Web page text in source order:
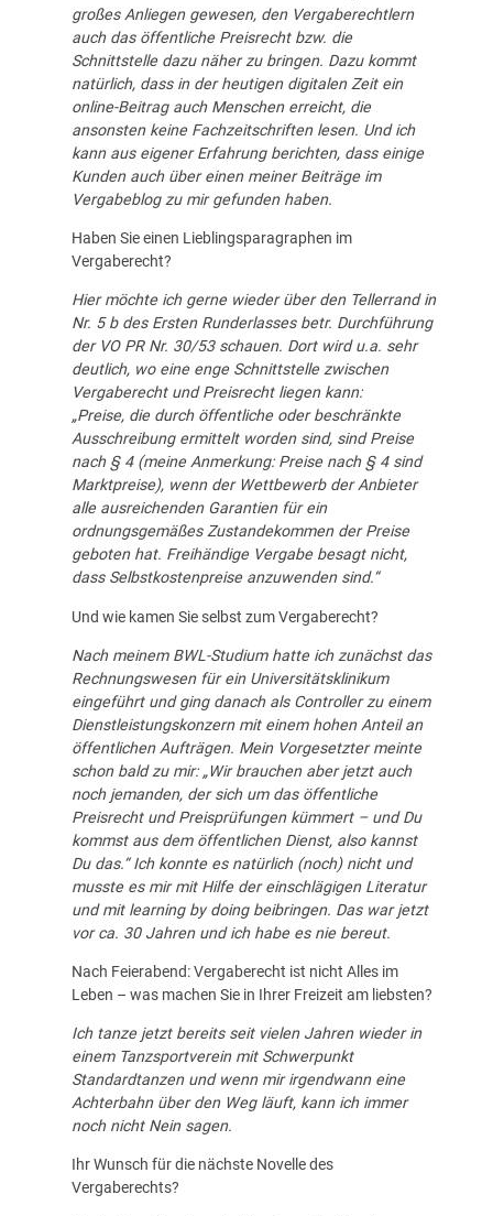
großes Anliegen gewesen, den Vergaberechtlern
auch das öffentliche Preisrecht bzw. die
Schnittstelle dazu näher zu bringen. Dazu kommt
natürlich, dass in der heutigen digitalen Zeit ein
online-Beitrag auch Menschen erreicht, die
ansonsten keine Fachzeitschriften lesen. Und ich
kann aus eigener Erfahrung berichten, dass einige
Kunden auch über einen meiner Beiträge im
Vergabeblog zu mir gefunden haben.
Haben Sie einen Lieblingsparagraphen im
Vergaberecht?
Hier möchte ich gerne wieder über den Tellerrand in
Nr. 5 b des Ersten Runderlasses betr. Durchführung
der VO PR Nr. 30/53 schauen. Dort wird u.a. sehr
deutlich, wo eine enge Schnittstelle zwischen
Vergaberecht und Preisrecht liegen kann:
„Preise, die durch öffentliche oder beschränkte
Ausschreibung ermittelt worden sind, sind Preise
nach § 4 (meine Anmerkung: Preise nach § 4 sind
Marktpreise), wenn der Wettbewerb der Anbieter
alle ausreichenden Garantien für ein
ordnungsgemäßes Zustandekommen der Preise
geboten hat. Freihändige Vergabe besagt nicht,
dass Selbstkostenpreise anzuwenden sind.“
Und wie kamen Sie selbst zum Vergaberecht?
Nach meinem BWL-Studium hatte ich zunächst das
Rechnungswesen für ein Universitätsklinikum
eingeführt und ging danach als Controller zu einem
Dienstleistungskonzern mit einem hohen Anteil an
öffentlichen Aufträgen. Mein Vorgesetzter meinte
schon bald zu mir: „Wir brauchen aber jetzt auch
noch jemanden, der sich um das öffentliche
Preisrecht und Preisprüfungen kümmert – und Du
kommst aus dem öffentlichen Dienst, also kannst
Du das.“ Ich konnte es natürlich (noch) nicht und
musste es mir mit Hilfe der einschlägigen Literatur
und mit learning by doing beibringen. Das war jetzt
vor ca. 30 Jahren und ich habe es nie bereut.
Nach Feierabend: Vergaberecht ist nicht Alles im
Leben – was machen Sie in Ihrer Freizeit am liebsten?
Ich tanze jetzt bereits seit vielen Jahren wieder in
einem Tanzsportverein mit Schwerpunkt
Standardtanzen und wenn mir irgendwann eine
Achterbahn über den Weg läuft, kann ich immer
noch nicht Nein sagen.
Ihr Wunsch für die nächste Novelle des
Vergaberechts?